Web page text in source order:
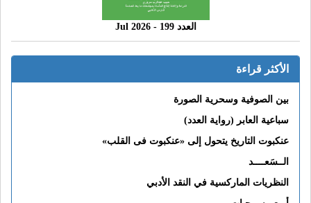
العدد 199 - 2026 Jul
الأكثر قراءة
بين الصوفية وسحرية الصورة
سباعية العابر (رواية العدد)
عنكبوت التاريخ يتحول إلى «عنكبوت فى القلب»
الــسَعــــد
النظريات الماركسية في النقد الأدبي